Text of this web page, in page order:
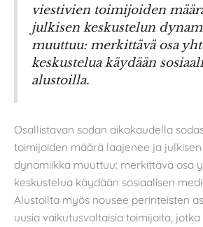
viestivien toimijoiden
julkisen keskustelun
muuttuu: merkittävä osa
keskustelua käydään
alustoilla.
Osallistavan sodan aikakaudella
toimijoiden määrä laajenee ja
dynamiikka muuttuu: merkittävä osa
keskustelua käydään sosiaalisen
Alustoilta myös nousee perinteisten
uusia vaikutusvaltaisia toimijoita,